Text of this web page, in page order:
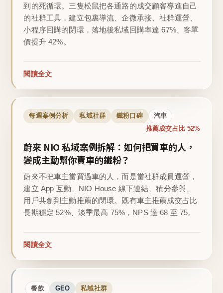
到的死循環。三隻松鼠把各通路的成交顧客導進自己
的社群工具，建立包裹導流、企微承接、社群運營、
小程序回購的閉環，落地後私域回購率達 67%、客單
價提升 42%。
閱讀全文
每週案例分析 私域社群 鐵粉口碑 汽車
推薦成交占比 52%
蔚來 NIO 私域案例拆解：如何把買車的人，
變成主動幫你賣車的鐵粉？
蔚來不把車主當買過車的人，而是當社群成員運營，
建立 App 互動、NIO House 線下連結、積分參與、
用戶共創到主動推薦的閉環。既有車主推薦成交占比
長期穩定 52%、淡季最高 75%，NPS 達 68 至 75。
閱讀全文
餐飲 GEO 私域社群